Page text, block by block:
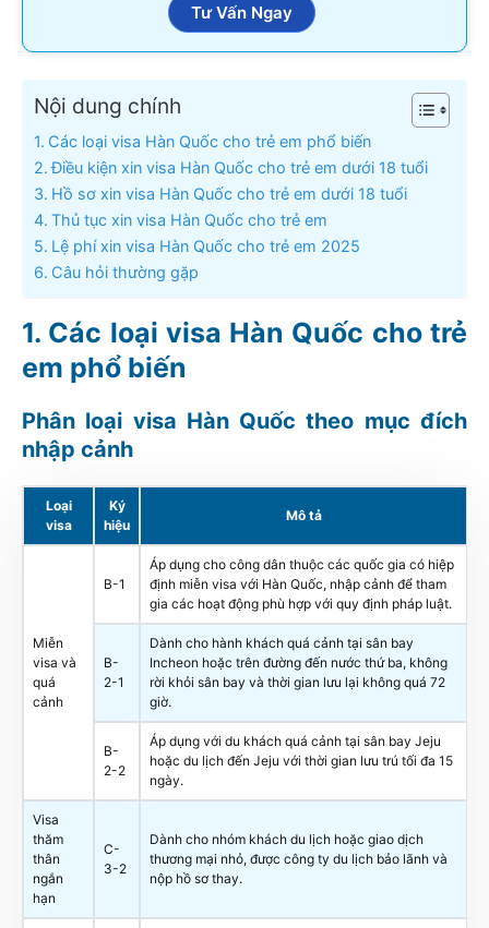
Tư Vấn Ngay
Nội dung chính
Các loại visa Hàn Quốc cho trẻ em phổ biến
Điều kiện xin visa Hàn Quốc cho trẻ em dưới 18 tuổi
Hồ sơ xin visa Hàn Quốc cho trẻ em dưới 18 tuổi
Thủ tục xin visa Hàn Quốc cho trẻ em
Lệ phí xin visa Hàn Quốc cho trẻ em 2025
Câu hỏi thường gặp
Các loại visa Hàn Quốc cho trẻ
em phổ biến
Phân loại visa Hàn Quốc theo mục đích
nhập cảnh
Loại
visa
Ký
hiệu
Mô tả
Miễn
visa và
quá
cảnh
B-1
Áp dụng cho công dân thuộc các quốc gia có hiệp
định miễn visa với Hàn Quốc, nhập cảnh để tham
gia các hoạt động phù hợp với quy định pháp luật.
B-
2-1
Dành cho hành khách quá cảnh tại sân bay
Incheon hoặc trên đường đến nước thứ ba, không
rời khỏi sân bay và thời gian lưu lại không quá 72
giờ.
B-
2-2
Áp dụng với du khách quá cảnh tại sân bay Jeju
hoặc du lịch đến Jeju với thời gian lưu trú tối đa 15
ngày.
Visa
thăm
thân
ngắn
hạn
C-
3-2
Dành cho nhóm khách du lịch hoặc giao dịch
thương mại nhỏ, được công ty du lịch bảo lãnh và
nộp hồ sơ thay.